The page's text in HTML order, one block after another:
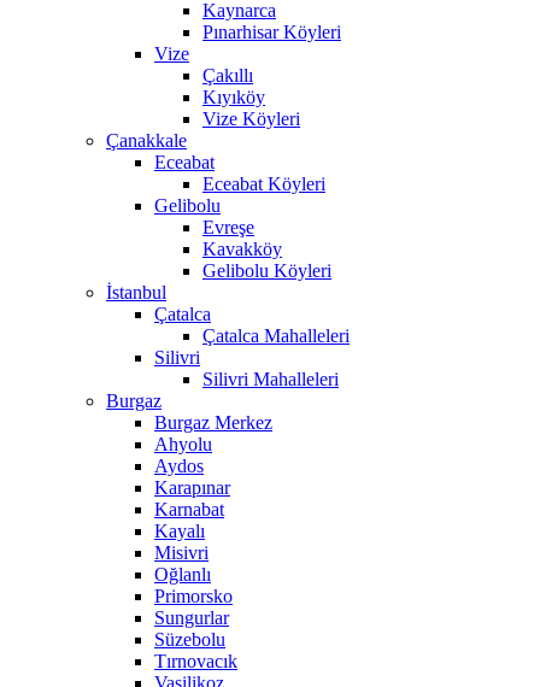
Kaynarca
Pınarhisar Köyleri
Vize
Çakıllı
Kıyıköy
Vize Köyleri
Çanakkale
Eceabat
Eceabat Köyleri
Gelibolu
Evreşe
Kavakköy
Gelibolu Köyleri
İstanbul
Çatalca
Çatalca Mahalleleri
Silivri
Silivri Mahalleleri
Burgaz
Burgaz Merkez
Ahyolu
Aydos
Karapınar
Karnabat
Kayalı
Misivri
Oğlanlı
Primorsko
Sungurlar
Süzebolu
Tırnovacık